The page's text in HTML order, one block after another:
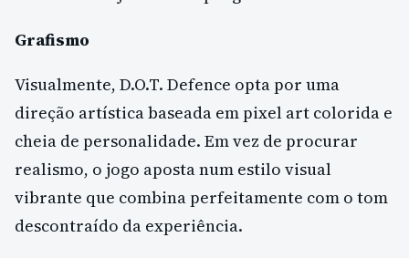
Grafismo
Visualmente, D.O.T. Defence opta por uma
direção artística baseada em pixel art colorida e
cheia de personalidade. Em vez de procurar
realismo, o jogo aposta num estilo visual
vibrante que combina perfeitamente com o tom
descontraído da experiência.